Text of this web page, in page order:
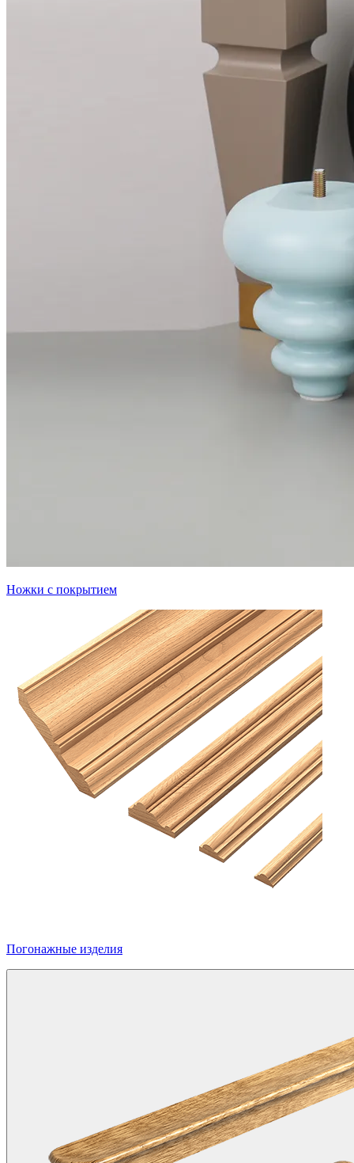
Ножки с покрытием
Погонажные изделия